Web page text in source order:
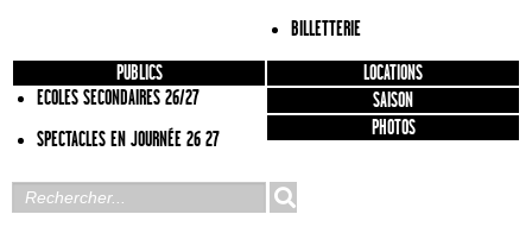
BILLETTERIE
PUBLICS
ECOLES SECONDAIRES 26/27
SPECTACLES EN JOURNÉE 26 27
LOCATIONS
SAISON
PHOTOS